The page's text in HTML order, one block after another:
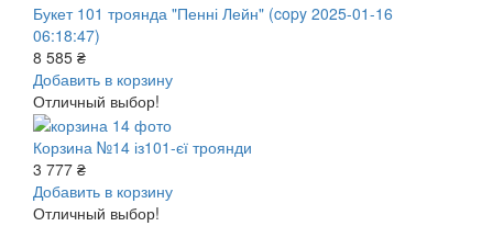
Букет 101 троянда "Пенні Лейн" (copy 2025-01-16
06:18:47)
8 585 ₴
Добавить в корзину
Отличный выбор!
Корзина №14 із101-єї троянди
3 777 ₴
Добавить в корзину
Отличный выбор!